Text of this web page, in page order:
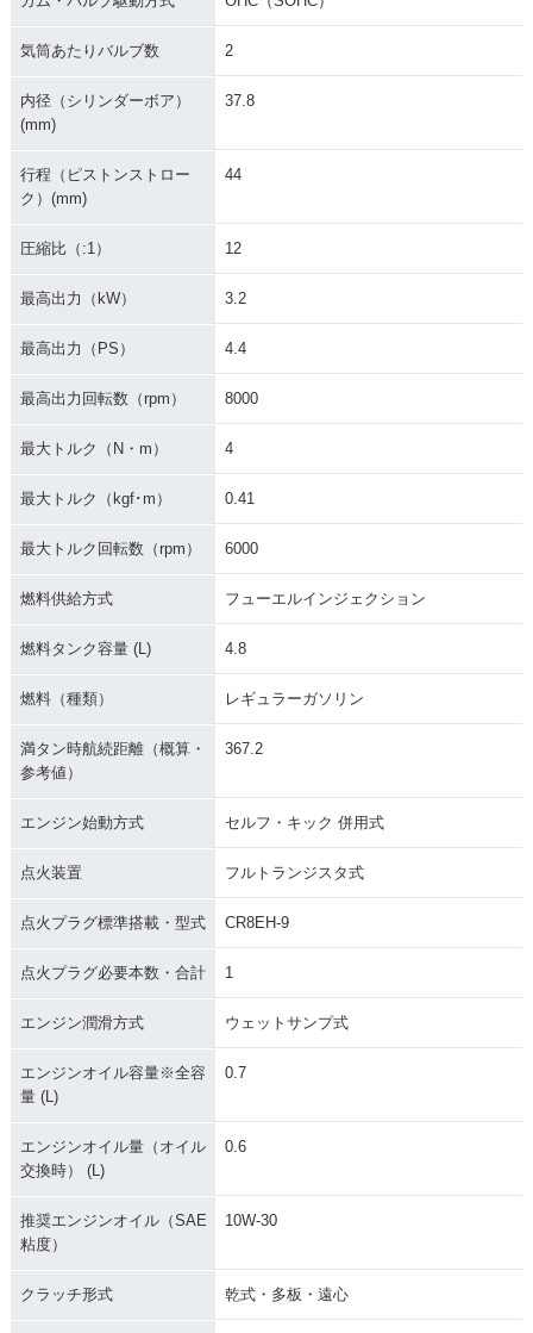
OPY i・カラーチェ
ンジ
OPY Special・特
OPY・新登場
OPY i・新登場
気筒あたりバルブ数 2
内径（シリンダーボア）
(mm)
37.8
行程（ピストンストロー
ク）(mm)
44
圧縮比（:1） 12
最高出力（kW） 3.2
最高出力（PS） 4.4
最高出力回転数（rpm） 8000
最大トルク（N・m） 4
最大トルク（kgf･m） 0.41
最大トルク回転数（rpm） 6000
燃料供給方式 フューエルインジェクション
燃料タンク容量 (L) 4.8
燃料（種類） レギュラーガソリン
満タン時航続距離（概算・
参考値）
367.2
エンジン始動方式 セルフ・キック 併用式
点火装置 フルトランジスタ式
点火プラグ標準搭載・型式 CR8EH-9
点火プラグ必要本数・合計 1
エンジン潤滑方式 ウェットサンプ式
エンジンオイル容量※全容
量 (L)
0.7
エンジンオイル量（オイル
交換時） (L)
0.6
推奨エンジンオイル（SAE
粘度）
10W-30
クラッチ形式 乾式・多板・遠心